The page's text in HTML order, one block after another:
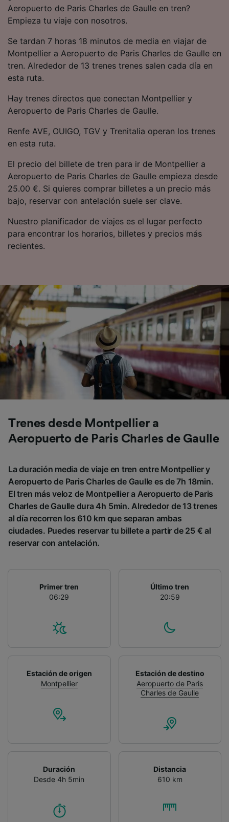
Aeropuerto de Paris Charles de Gaulle en tren?
Empieza tu viaje con nosotros.
Se tardan 7 horas 18 minutos de media en viajar de
Montpellier a Aeropuerto de Paris Charles de Gaulle en
tren. Alrededor de 13 trenes trenes salen cada día en
esta ruta.
Hay trenes directos que conectan Montpellier y
Aeropuerto de Paris Charles de Gaulle.
Renfe AVE, OUIGO, TGV y Trenitalia operan los trenes
en esta ruta.
El precio del billete de tren para ir de Montpellier a
Aeropuerto de Paris Charles de Gaulle empieza desde
25.00 €. Si quieres comprar billetes a un precio más
bajo, reservar con antelación suele ser clave.
Nuestro planificador de viajes es el lugar perfecto
para encontrar los horarios, billetes y precios más
recientes.
Trenes desde Montpellier a
Aeropuerto de Paris Charles de Gaulle
La duración media de viaje en tren entre Montpellier y
Aeropuerto de Paris Charles de Gaulle es de 7h 18min.
El tren más veloz de Montpellier a Aeropuerto de Paris
Charles de Gaulle dura 4h 5min. Alrededor de 13 trenes
al día recorren los 610 km que separan ambas
ciudades. Puedes reservar tu billete a partir de 25 € al
reservar con antelación.
Primer tren
06:29
Último tren
20:59
Estación de origen
Montpellier
Estación de destino
Aeropuerto de Paris
Charles de Gaulle
Duración
Desde 4h 5min
Distancia
610 km
precisa. Analizar activamente las
características del dispositivo para su
identificación. Almacenar la información en un
dispositivo y/o acceder a ella. Publicidad y
contenido personalizados, medición de
publicidad y contenido, investigación de
audiencia y desarrollo de servicios.